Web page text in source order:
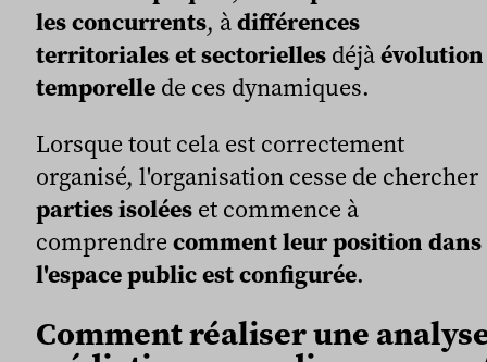
les concurrents, àdifférences
territoriales et sectorielles déjàévolution
temporelle de ces dynamiques.
Lorsque tout cela est correctement
organisé, l'organisation cesse de chercher
parties isolées et commence à
comprendre comment leur position dans
l'espace public est configurée.
Comment réaliser une